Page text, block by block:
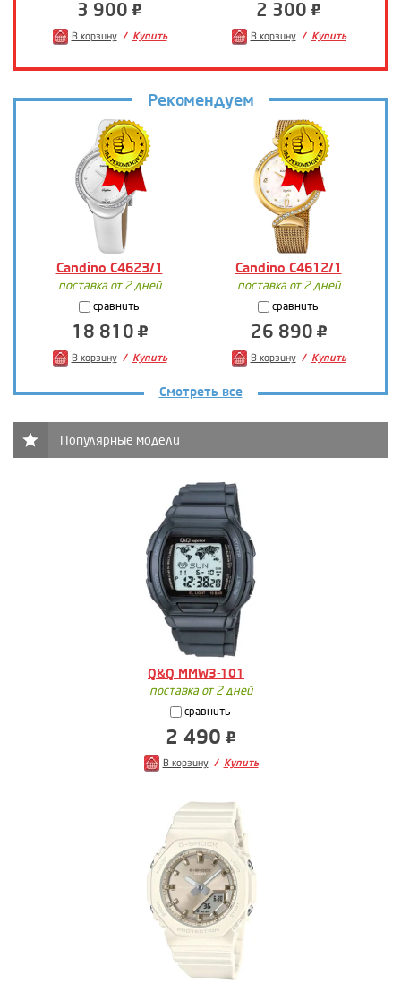
3 900
В корзину Купить
2 300
В корзину Купить
Рекомендуем
Candino C4623/1 Candino C4612/1
поставка от 2 дней
сравнить
18 810
В корзину Купить
поставка от 2 дней
сравнить
26 890
В корзину Купить
Смотреть все
Популярные модели
Q&Q MMW3-101
поставка от 2 дней
сравнить
2 490
В корзину Купить